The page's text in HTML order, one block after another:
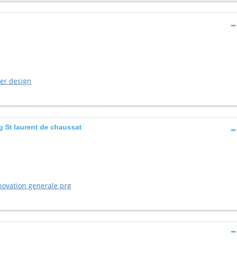
design
St laurent de chaussat
generale prg